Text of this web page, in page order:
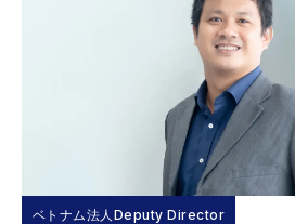
ベトナム法人Deputy Director